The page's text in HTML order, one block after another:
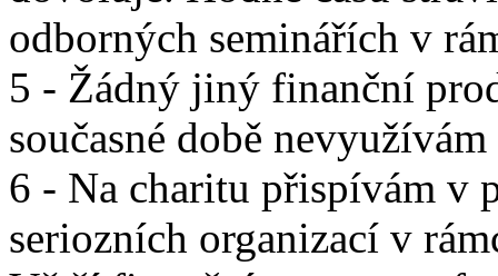
odborných seminářích v
5 - Žádný jiný finanční
současné době nevyužívám
6 - Na charitu přispívám v
seriozních organizací v